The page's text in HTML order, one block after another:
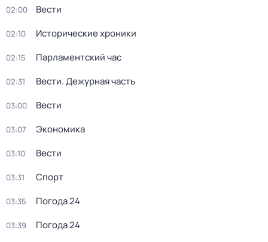
02:00 Вести
02:10 Исторические хроники
02:15 Парламентский час
02:31 Вести. Дежурная часть
03:00 Вести
03:07 Экономика
03:10 Вести
03:31 Спорт
03:35 Погода 24
03:39 Погода 24